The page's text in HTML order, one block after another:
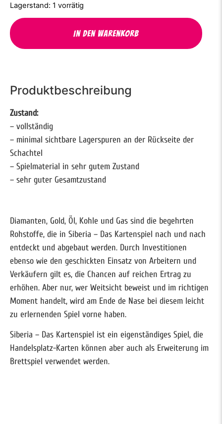
1 vorrätig
In den Warenkorb
Produktbeschreibung
Zustand:
– vollständig
– minimal sichtbare Lagerspuren an der Rückseite der
Schachtel
– Spielmaterial in sehr gutem Zustand
– sehr guter Gesamtzustand
Diamanten, Gold, Öl, Kohle und Gas sind die begehrten
Rohstoffe, die in Siberia – Das Kartenspiel nach und nach
entdeckt und abgebaut werden. Durch Investitionen
ebenso wie den geschickten Einsatz von Arbeitern und
Verkäufern gilt es, die Chancen auf reichen Ertrag zu
erhöhen. Aber nur, wer Weitsicht beweist und im richtigen
Moment handelt, wird am Ende de Nase bei diesem leicht
zu erlernenden Spiel vorne haben.
Siberia – Das Kartenspiel ist ein eigenständiges Spiel, die
Handelsplatz-Karten können aber auch als Erweiterung im
Brettspiel verwendet werden.